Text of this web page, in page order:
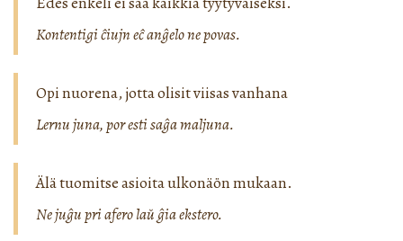
Kontentigi ĉiujn eĉ anĝelo ne povas.
Opi nuorena, jotta olisit viisas vanhana
Lernu juna, por esti saĝa maljuna.
Älä tuomitse asioita ulkonäön mukaan.
Ne juĝu pri afero laŭ ĝia ekstero.